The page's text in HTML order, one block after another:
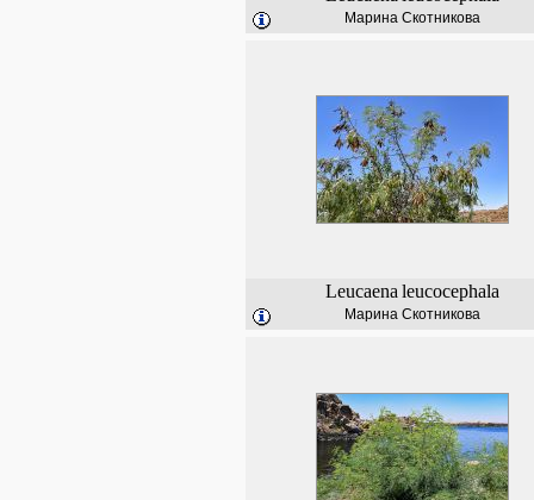
Марина Скотникова
Leucaena leucocephala
Марина Скотникова